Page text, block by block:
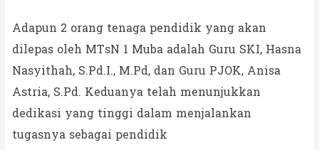
Adapun 2 orang tenaga pendidik yang akan
dilepas oleh MTsN 1 Muba adalah Guru SKI, Hasna
Nasyithah, S.Pd.I., M.Pd, dan Guru PJOK, Anisa
Astria, S.Pd. Keduanya telah menunjukkan
dedikasi yang tinggi dalam menjalankan
tugasnya sebagai pendidik